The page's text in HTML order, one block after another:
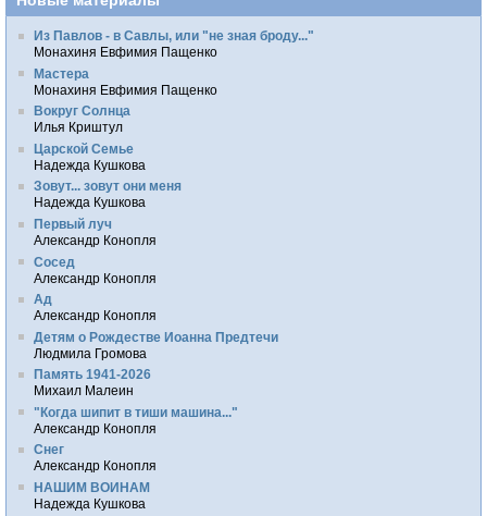
Из Павлов - в Савлы, или "не зная броду..."
Монахиня Евфимия Пащенко
Мастера
Монахиня Евфимия Пащенко
Вокруг Солнца
Илья Криштул
Царской Семье
Надежда Кушкова
Зовут... зовут они меня
Надежда Кушкова
Первый луч
Александр Конопля
Сосед
Александр Конопля
Ад
Александр Конопля
Детям о Рождестве Иоанна Предтечи
Людмила Громова
Память 1941-2026
Михаил Малеин
"Когда шипит в тиши машина..."
Александр Конопля
Снег
Александр Конопля
НАШИМ ВОИНАМ
Надежда Кушкова